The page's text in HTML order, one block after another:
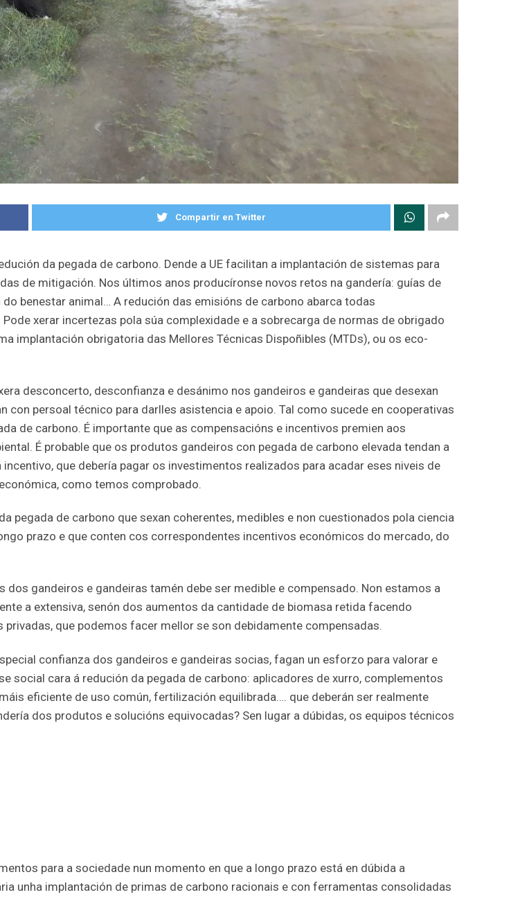
Compartir en Twitter
da pegada de carbono. Dende a UE facilitan a implantación de sistemas para
de mitigación. Nos últimos anos producíronse novos retos na gandería: guías de
benestar animal… A redución das emisións de carbono abarca todas
xerar incertezas pola súa complexidade e a sobrecarga de normas de obrigado
implantación obrigatoria das Mellores Técnicas Dispoñibles (MTDs), ou os eco-
desconcerto, desconfianza e desánimo nos gandeiros e gandeiras que desexan
con persoal técnico para darlles asistencia e apoio. Tal como sucede en cooperativas
de carbono. É importante que as compensacións e incentivos premien aos
É probable que os produtos gandeiros con pegada de carbono elevada tendan a
que debería pagar os investimentos realizados para acadar eses niveis de
como temos comprobado.
pegada de carbono que sexan coherentes, medibles e non cuestionados pola ciencia
prazo e que conten cos correspondentes incentivos económicos do mercado, do
gandeiros e gandeiras tamén debe ser medible e compensado. Non estamos a
a extensiva, senón dos aumentos da cantidade de biomasa retida facendo
que podemos facer mellor se son debidamente compensadas.
confianza dos gandeiros e gandeiras socias, fagan un esforzo para valorar e
social cara á redución da pegada de carbono: aplicadores de xurro, complementos
eficiente de uso común, fertilización equilibrada…. que deberán ser realmente
dos produtos e solucións equivocadas? Sen lugar a dúbidas, os equipos técnicos
para a sociedade nun momento en que a longo prazo está en dúbida a
unha implantación de primas de carbono racionais e con ferramentas consolidadas